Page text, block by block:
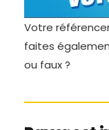
Votre
faites
ou faux ?